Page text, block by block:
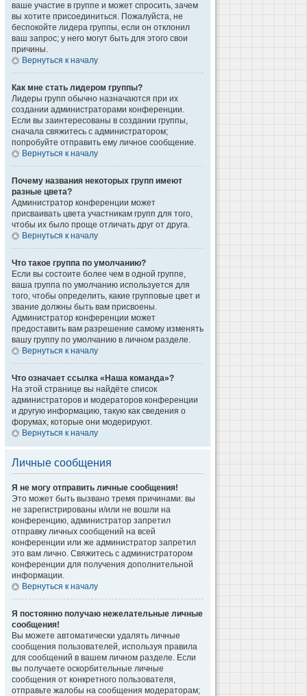
ваше участие в группе и может спросить, зачем
вы хотите присоединиться. Пожалуйста, не
беспокойте лидера группы, если он отклонил
ваш запрос; у него могут быть для этого свои
причины.
Вернуться к началу
Как мне стать лидером группы?
Лидеры групп обычно назначаются при их
создании администраторами конференции.
Если вы заинтересованы в создании группы,
сначала свяжитесь с администратором;
попробуйте отправить ему личное сообщение.
Вернуться к началу
Почему названия некоторых групп имеют
разные цвета?
Администратор конференции может
присваивать цвета участникам групп для того,
чтобы их было проще отличать друг от друга.
Вернуться к началу
Что такое группа по умолчанию?
Если вы состоите более чем в одной группе,
ваша группа по умолчанию используется для
того, чтобы определить, какие групповые цвет и
звание должны быть вам присвоены.
Администратор конференции может
предоставить вам разрешение самому изменять
вашу группу по умолчанию в личном разделе.
Вернуться к началу
Что означает ссылка «Наша команда»?
На этой странице вы найдёте список
администраторов и модераторов конференции
и другую информацию, такую как сведения о
форумах, которые они модерируют.
Вернуться к началу
Личные сообщения
Я не могу отправить личные сообщения!
Это может быть вызвано тремя причинами: вы
не зарегистрированы и/или не вошли на
конференцию, администратор запретил
отправку личных сообщений на всей
конференции или же администратор запретил
это вам лично. Свяжитесь с администратором
конференции для получения дополнительной
информации.
Вернуться к началу
Я постоянно получаю нежелательные личные
сообщения!
Вы можете автоматически удалять личные
сообщения пользователей, используя правила
для сообщений в вашем личном разделе. Если
вы получаете оскорбительные личные
сообщения от конкретного пользователя,
отправьте жалобы на сообщения модераторам;